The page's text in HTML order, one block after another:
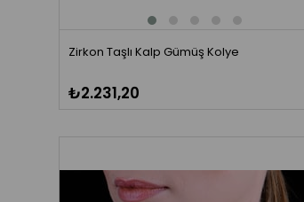
Zirkon Taşlı Kalp Gümüş Kolye
₺2.231,20